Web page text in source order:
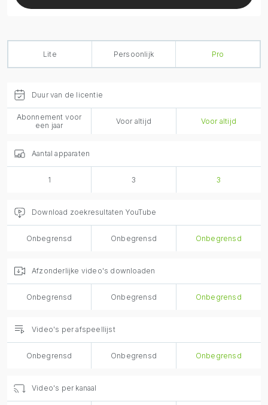
Lite Persoonlijk Pro
Duur van de licentie
Abonnement voor
een jaar
Voor altijd Voor altijd
Aantal apparaten
1 3 3
Download zoekresultaten YouTube
Onbegrensd Onbegrensd Onbegrensd
Afzonderlijke video's downloaden
Onbegrensd Onbegrensd Onbegrensd
Video's per afspeellijst
Onbegrensd Onbegrensd Onbegrensd
Video's per kanaal